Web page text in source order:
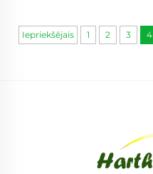
liellopsaimos
Iepriekšējais 1 2 3 4